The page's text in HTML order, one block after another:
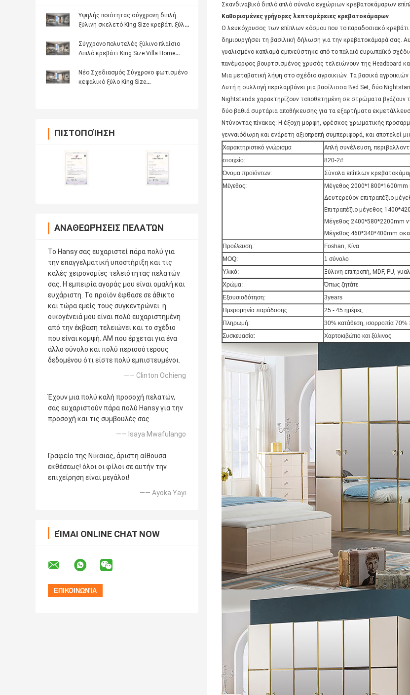
Υψηλής ποιότητας σύγχρονη διπλή
ξύλινη σκελετό King Size κρεβάτι ξύλο
πολυτελή πλήρες σύνολο επίπλων
κρεβατοκάμαρας
Σύγχρονο πολυτελές ξύλινο πλαίσιο
Διπλό κρεβάτι King Size Villa Home
Mdf
Νέο Σχεδιασμός Σύγχρονο φωτισμένο
κεφαλικό ξύλο King Size
ΠΙΣΤΟΠΟΊΗΣΗ
ΑΝΑΘΕΩΡΉΣΕΙΣ ΠΕΛΑΤΏΝ
Το Hansy σας ευχαριστεί πάρα πολύ για
την επαγγελματική υποστήριξη και τις
καλές χειρονομίες τελειότητας πελατών
σας. Η εμπειρία αγοράς μου είναι ομαλή και
ευχάριστη. Το προϊόν έφθασε σε άθικτο
και τώρα εμείς τους συγκεντρώνει. η
οικογένειά μου είναι πολύ ευχαριστημένη
από την έκβαση τελειώνει και το σχέδιο
που είναι κομψή. AM που έρχεται για ένα
άλλο σύνολο και πολύ περισσότερους
δεδομένου ότι είστε πολύ εμπιστευμένοι.
—— Clinton Ochieng
Έχουν μια πολύ καλή προσοχή πελατών,
σας ευχαριστούν πάρα πολύ Hansy για την
προσοχή και τις συμβουλές σας.
—— Isaya Mwafulango
Γραφείο της Νίκαιας, άριστη αίθουσα
εκθέσεως! όλοι οι φίλοι σε αυτήν την
επιχείρηση είναι μεγάλοι!
—— Ayoka Yayi
ΕΊΜΑΙ ONLINE CHAT NOW
Σκανδιναβικό διπλό απλό σύνολο εγχώριων κρεβατοκάμαρων
Καθορισμένες γρήγορες λεπτομέρειες κρεβατοκάμαρων
Ο λευκόχρυσος των επίπλων κόσμου που το παραδοσιακό
δημιουργήσει τη βασιλική δήλωση για την κρεβατοκάμαρά σας.
γυαλισμένο καπλαμά εμπνεύστηκε από το παλαιό ευρωπαϊκό
πανέμορφος βουρτσισμένος χρυσός τελειώνουν της Headboard
Μια μεταβατική λήψη στο σχέδιο αγροικιών. Τα βασικά
Αυτή η συλλογή περιλαμβάνει μια βασίλισσα Bed Set, δύο
Nightstands χαρακτηρίζουν τοποθετημένη σε στρώματα
δύο βαθιά συρτάρια αποθήκευσης για τα εξαρτήματα
Ντύνοντας πίνακας: Η έξοχη μορφή, φρέσκος χρωματικής
γενναιόδωρη και ενάρετη αξιοπρεπή συμπεριφορά, και αποτελεί
Χαρακτηριστικό γνώρισμα
Απλή συνέλευση,
στοιχείο:
820-2#
Όνομα προϊόντων:
Σύνολα επίπλων
Μέγεθος:
Μέγεθος 2000*1800*1600mm
Δευτερεύον επιτραπέζιο
Επιτραπέζιο μέγεθος
Μέγεθος 2400*580*2200mm
Μέγεθος 460*340*400mm
Προέλευση:
Foshan, Κίνα
MOQ:
1 σύνολο
Υλικό:
Ξύλινη επιτροπή, MDF, PU,
Χρώμα:
Όπως ζητάτε
Εξουσιοδότηση:
3years
Ημερομηνία παράδοσης:
25 - 45 ημέρες
Πληρωμή:
30% κατάθεση, ισορροπία
Συσκευασία:
Χαρτοκιβώτιο και ξύλινος